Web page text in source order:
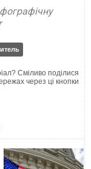
Сміливо поділися
через ці кнопки